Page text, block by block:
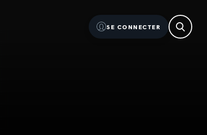
SE CONNECTER